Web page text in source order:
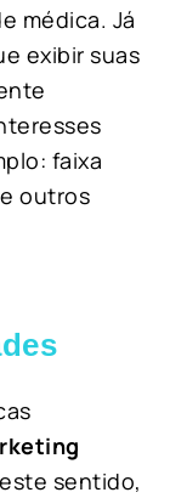
médica. Já
exibir suas
faixa
outros
sentido,